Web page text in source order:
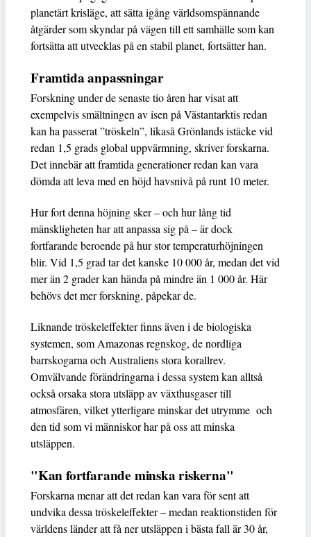
planetärt krisläge, att sätta igång världsomspännande
åtgärder som skyndar på vägen till ett samhälle som kan
fortsätta att utvecklas på en stabil planet, fortsätter han.
Framtida anpassningar
Forskning under de senaste tio åren har visat att
exempelvis smältningen av isen på Västantarktis redan
kan ha passerat ”tröskeln”, likaså Grönlands istäcke vid
redan 1,5 grads global uppvärmning, skriver forskarna.
Det innebär att framtida generationer redan kan vara
dömda att leva med en höjd havsnivå på runt 10 meter.
Hur fort denna höjning sker – och hur lång tid
mänskligheten har att anpassa sig på – är dock
fortfarande beroende på hur stor temperaturhöjningen
blir. Vid 1,5 grad tar det kanske 10 000 år, medan det vid
mer än 2 grader kan hända på mindre än 1 000 år. Här
behövs det mer forskning, påpekar de.
Liknande tröskeleffekter finns även i de biologiska
systemen, som Amazonas regnskog, de nordliga
barrskogarna och Australiens stora korallrev.
Omvälvande förändringarna i dessa system kan alltså
också orsaka stora utsläpp av växthusgaser till
atmosfären, vilket ytterligare minskar det utrymme och
den tid som vi människor har på oss att minska
utsläppen.
"Kan fortfarande minska riskerna"
Forskarna menar att det redan kan vara för sent att
undvika dessa tröskeleffekter – medan reaktionstiden för
världens länder att få ner utsläppen i bästa fall är 30 år,